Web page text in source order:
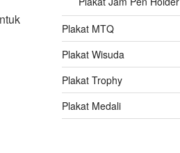
Plakat MTQ
Plakat Wisuda
Plakat Trophy
Plakat Medali